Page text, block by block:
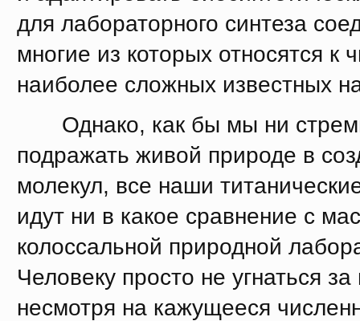
для лабораторного синтеза
многие из которых относятся к
наиболее сложных известных
Однако, как бы мы ни
подражать живой природе в
молекул, все наши
идут ни в какое сравнение с
колоссальной природной
Человеку просто не угнаться
несмотря на кажущееся